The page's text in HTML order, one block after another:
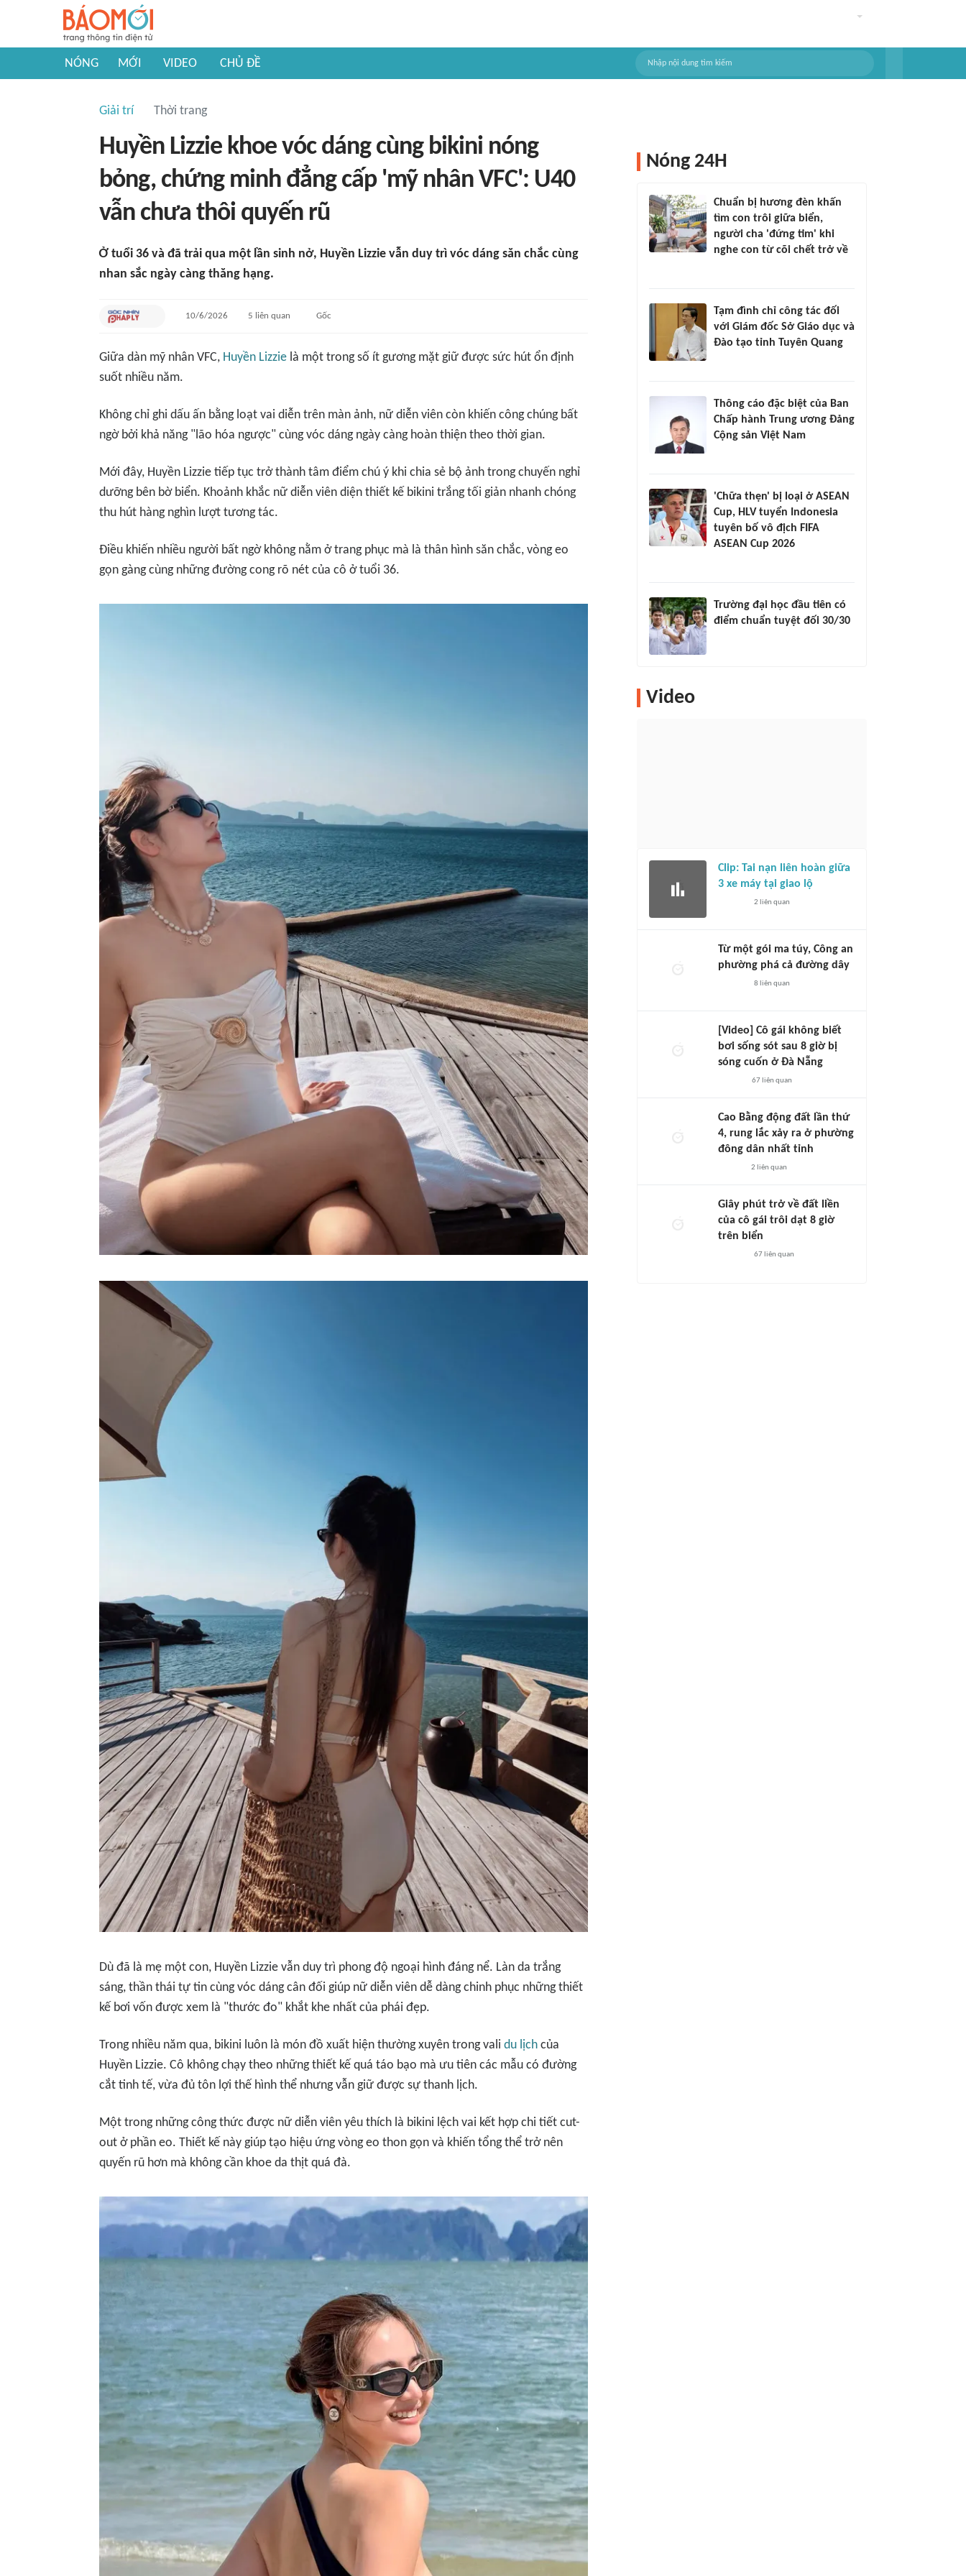
NÓNG MỚI VIDEO CHỦ ĐỀ
Giải trí Thời trang
Huyền Lizzie khoe vóc dáng cùng bikini nóng
bỏng, chứng minh đẳng cấp 'mỹ nhân VFC': U40
vẫn chưa thôi quyến rũ
Ở tuổi 36 và đã trải qua một lần sinh nở, Huyền Lizzie vẫn duy trì vóc dáng săn chắc cùng
nhan sắc ngày càng thăng hạng.
10/6/2026 5 liên quan Gốc
Giữa dàn mỹ nhân VFC, Huyền Lizzie là một trong số ít gương mặt giữ được sức hút ổn định
suốt nhiều năm.
Không chỉ ghi dấu ấn bằng loạt vai diễn trên màn ảnh, nữ diễn viên còn khiến công chúng bất
ngờ bởi khả năng "lão hóa ngược" cùng vóc dáng ngày càng hoàn thiện theo thời gian.
Mới đây, Huyền Lizzie tiếp tục trở thành tâm điểm chú ý khi chia sẻ bộ ảnh trong chuyến nghỉ
dưỡng bên bờ biển. Khoảnh khắc nữ diễn viên diện thiết kế bikini trắng tối giản nhanh chóng
thu hút hàng nghìn lượt tương tác.
Điều khiến nhiều người bất ngờ không nằm ở trang phục mà là thân hình săn chắc, vòng eo
gọn gàng cùng những đường cong rõ nét của cô ở tuổi 36.
Dù đã là mẹ một con, Huyền Lizzie vẫn duy trì phong độ ngoại hình đáng nể. Làn da trắng
sáng, thần thái tự tin cùng vóc dáng cân đối giúp nữ diễn viên dễ dàng chinh phục những thiết
kế bơi vốn được xem là "thước đo" khắt khe nhất của phái đẹp.
Trong nhiều năm qua, bikini luôn là món đồ xuất hiện thường xuyên trong vali du lịch của
Huyền Lizzie. Cô không chạy theo những thiết kế quá táo bạo mà ưu tiên các mẫu có đường
cắt tinh tế, vừa đủ tôn lợi thế hình thể nhưng vẫn giữ được sự thanh lịch.
Một trong những công thức được nữ diễn viên yêu thích là bikini lệch vai kết hợp chi tiết cut-
out ở phần eo. Thiết kế này giúp tạo hiệu ứng vòng eo thon gọn và khiến tổng thể trở nên
quyến rũ hơn mà không cần khoe da thịt quá đà.
Nóng 24H
Chuẩn bị hương đèn khấn
tìm con trôi giữa biển,
người cha 'đứng tim' khi
nghe con từ cõi chết trở về
Tạm đình chỉ công tác đối
với Giám đốc Sở Giáo dục và
Đào tạo tỉnh Tuyên Quang
Thông cáo đặc biệt của Ban
Chấp hành Trung ương Đảng
Cộng sản Việt Nam
'Chữa thẹn' bị loại ở ASEAN
Cup, HLV tuyển Indonesia
tuyên bố vô địch FIFA
ASEAN Cup 2026
Trường đại học đầu tiên có
điểm chuẩn tuyệt đối 30/30
Video
Clip: Tai nạn liên hoàn giữa
3 xe máy tại giao lộ
2 liên quan
Từ một gói ma túy, Công an
phường phá cả đường dây
8 liên quan
[Video] Cô gái không biết
bơi sống sót sau 8 giờ bị
sóng cuốn ở Đà Nẵng
67 liên quan
Cao Bằng động đất lần thứ
4, rung lắc xảy ra ở phường
đông dân nhất tỉnh
2 liên quan
Giây phút trở về đất liền
của cô gái trôi dạt 8 giờ
trên biển
67liên quan